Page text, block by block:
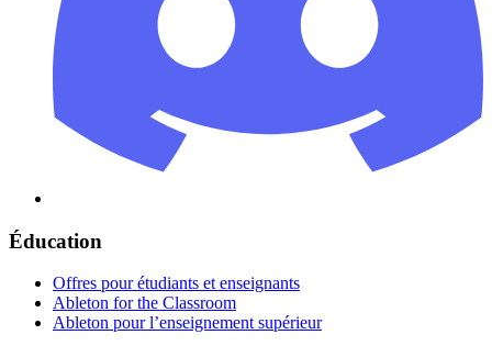
Éducation
Offres pour étudiants et enseignants
Ableton for the Classroom
Ableton pour l’enseignement supérieur